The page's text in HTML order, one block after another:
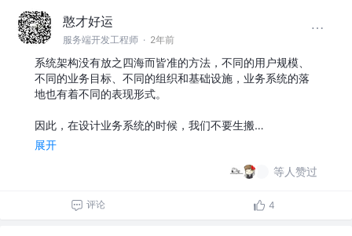
憨才好运
服务端开发工程师 · 2年前
系统架构没有放之四海而皆准的方法，不同的用户规模、
不同的业务目标、不同的组织和基础设施，业务系统的落
地也有着不同的表现形式。
因此，在设计业务系统的时候，我们不要生搬…
展开
等人赞过
评论 4